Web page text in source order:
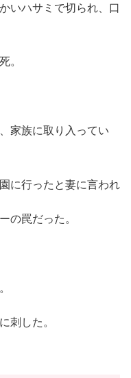
いハサミで切られ、口
。
家族に取り入ってい
に行ったと妻に言われ
の罠だった。
刺した。